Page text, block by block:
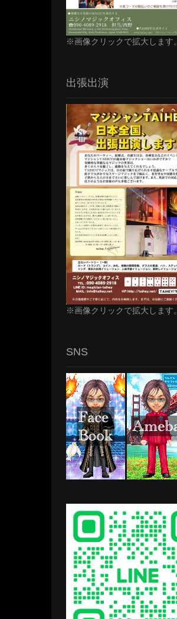
※画像クリックで拡大します。
出張出演
※画像クリックで拡大します。
SNS